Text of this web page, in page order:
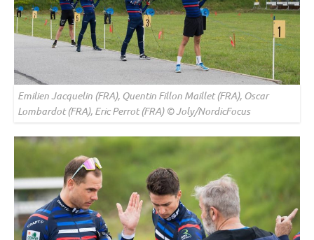
Emilien Jacquelin (FRA), Quentin Fillon Maillet (FRA), Oscar
Lombardot (FRA), Eric Perrot (FRA) © Joly/NordicFocus